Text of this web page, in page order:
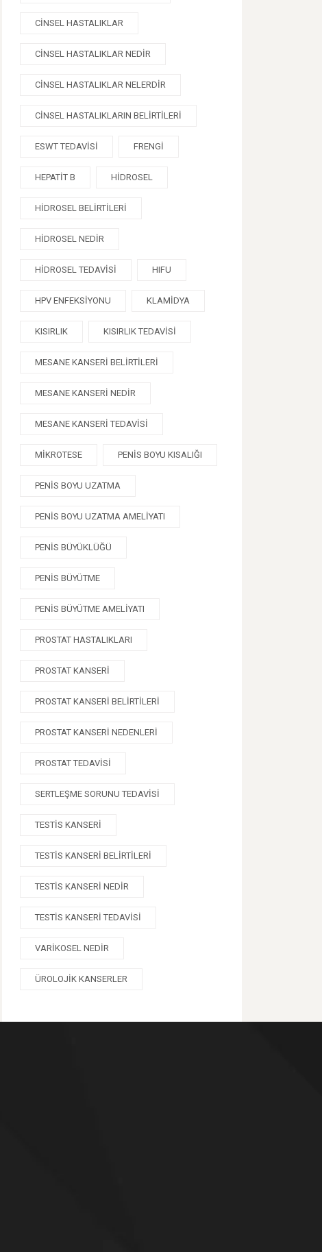
CINSEL HASTALIKLAR
CINSEL HASTALIKLAR NEDIR
CINSEL HASTALIKLAR NELERDIR
CINSEL HASTALIKLARIN BELIRTILERI
ESWT TEDAVISI FRENGI
HEPATIT B HIDROSEL
HIDROSEL BELIRTILERI
HIDROSEL NEDIR
HIDROSEL TEDAVISI HIFU
HPV ENFEKSIYONU KLAMIDYA
KISIRLIK KISIRLIK TEDAVISI
MESANE KANSERI BELIRTILERI
MESANE KANSERI NEDIR
MESANE KANSERI TEDAVISI
MIKROTESE PENIS BOYU KISALIĞI
PENIS BOYU UZATMA
PENIS BOYU UZATMA AMELIYATI
PENIS BÜYÜKLÜĞÜ
PENIS BÜYÜTME
PENIS BÜYÜTME AMELIYATI
PROSTAT HASTALIKLARI
PROSTAT KANSERI
PROSTAT KANSERI BELIRTILERI
PROSTAT KANSERI NEDENLERI
PROSTAT TEDAVISI
SERTLEŞME SORUNU TEDAVISI
TESTIS KANSERI
TESTIS KANSERI BELIRTILERI
TESTIS KANSERI NEDIR
TESTIS KANSERI TEDAVISI
VARIKOSEL NEDIR
ÜROLOJIK KANSERLER